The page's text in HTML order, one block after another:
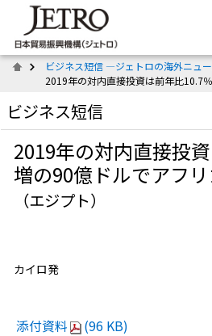
ビジネス短信 ―ジェトロの海外ニュー
2019年の対内直接投資は前年比10.7
ビジネス短信
2019年の対内直接投
増の90億ドルでアフ
（エジプト）
カイロ発
添付資料
(96 KB)